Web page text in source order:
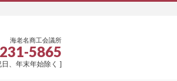
海老名商工会議所
5865
、年末年始除く ]